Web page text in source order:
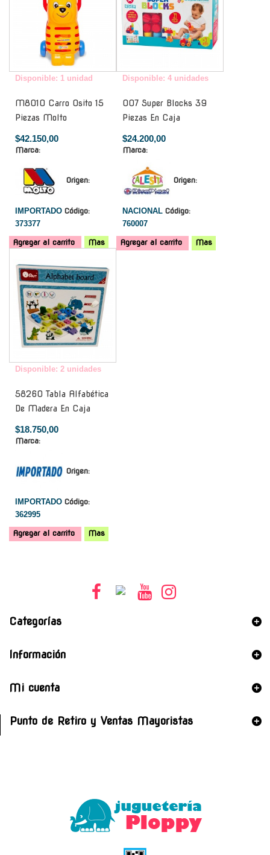
Disponible: 1 unidad
M8010 Carro Osito 15
Piezas Molto
$42.150,00
Marca:
Origen:
IMPORTADO Código:
373377
Agregar al carrito Mas
Disponible: 4 unidades
007 Super Blocks 39
Piezas En Caja
$24.200,00
Marca:
Origen:
NACIONAL Código:
760007
Agregar al carrito
Mas
Disponible: 2 unidades
58260 Tabla Alfabética
De Madera En Caja
$18.750,00
Marca:
Origen:
IMPORTADO Código:
362995
Agregar al carrito Mas
Categorías
Información
Mi cuenta
Punto de Retiro y Ventas Mayoristas